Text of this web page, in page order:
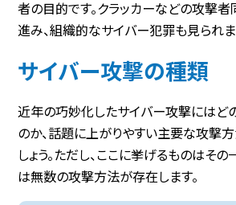
者の目的です。クラッカーなどの攻撃
進み、組織的なサイバー犯罪も見られま
サイバー攻撃の種類
近年の巧妙化したサイバー攻撃にはど
のか、話題に上がりやすい主要な攻撃
しょう。ただし、ここに挙げるものはそ
は無数の攻撃方法が存在します。